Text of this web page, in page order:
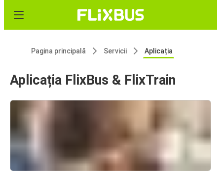
Pagina principală Servicii Aplicația
Aplicația FlixBus & FlixTrain